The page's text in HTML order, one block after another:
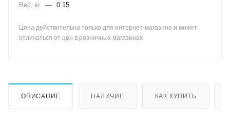
Вес, кг — 0.15
Цена действительна только для интернет-магазина и может
отличаться от цен в розничных магазинах
ОПИСАНИЕ НАЛИЧИЕ КАК КУПИТЬ